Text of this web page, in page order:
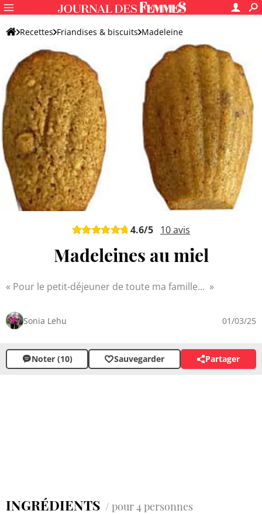
Recettes Friandises & biscuits Madeleine
Madeleine originale
4.6/5 10avis
Madeleines au miel
Pour le petit-déjeuner de toute ma famille...
Sonia Lehu 01/03/25
Noter (10) Sauvegarder Partager
INGRÉDIENTS / pour 4 personnes